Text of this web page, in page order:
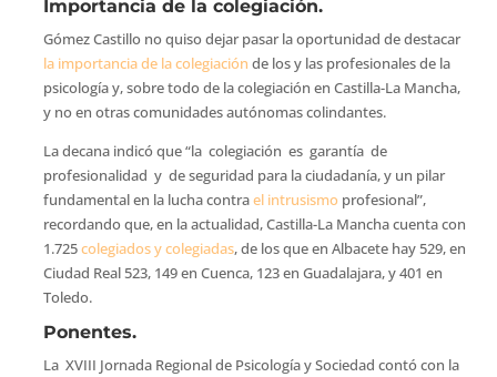
Importancia de la colegiación.
Gómez Castillo no quiso dejar pasar la oportunidad de destacar
la importancia de la colegiación de los y las profesionales de la
psicología y, sobre todo de la colegiación en Castilla-La Mancha,
y no en otras comunidades autónomas colindantes.
La decana indicó que “la colegiación es garantía de
profesionalidad y de seguridad para la ciudadanía, y un pilar
fundamental en la lucha contrael intrusismo profesional”,
recordando que, en la actualidad, Castilla-La Mancha cuenta con
1.725colegiados y colegiadas, de los que en Albacete hay 529, en
Ciudad Real 523, 149 en Cuenca, 123 en Guadalajara, y 401 en
Toledo.
Ponentes.
La XVIII Jornada Regional de Psicología y Sociedad contó con la